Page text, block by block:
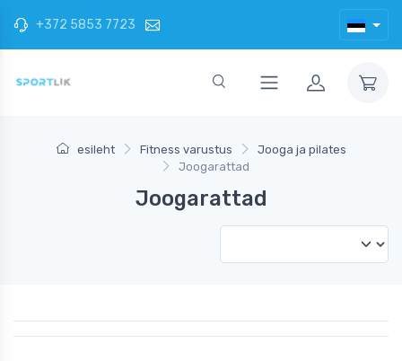
+372 5853 7723
esileht Fitness varustus
Jooga ja pilates
Joogarattad
Joogarattad